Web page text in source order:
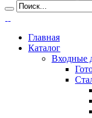
Главная
Каталог
Входные